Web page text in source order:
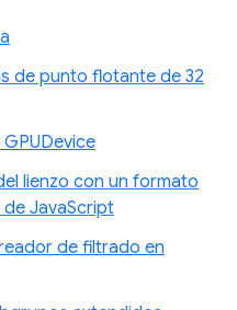
de punto flotante de 32
lienzo con un formato
JavaScript
de filtrado en